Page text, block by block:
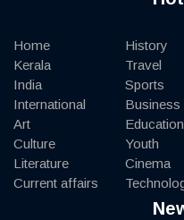
Home
Kerala
India
International
Art
Culture
Literature
Current affairs
History
Travel
Sports
Business
Education
Youth
Cinema